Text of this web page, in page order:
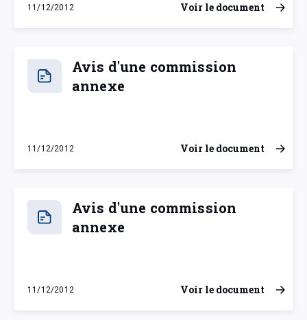
11/12/2012
mardi 11 décembre 2012
Voir le document
Avis d'une commission
annexe
11/12/2012
mardi 11 décembre 2012
Voir le document
Avis d'une commission
annexe
11/12/2012
mardi 11 décembre 2012
Voir le document